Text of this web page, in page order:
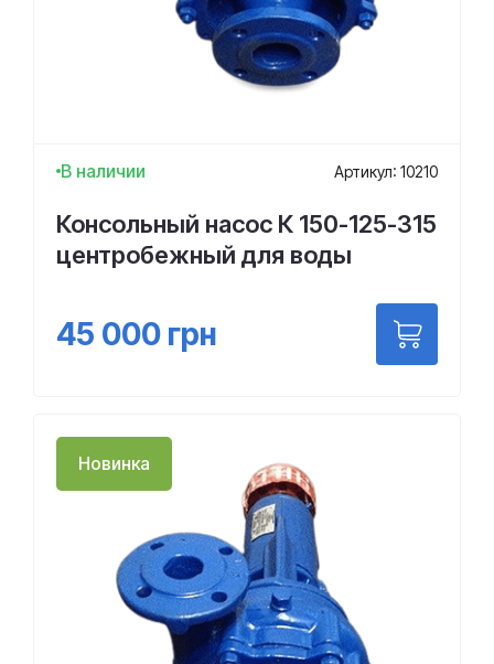
В наличии Артикул: 10210
Консольный насос К 150-125-315
центробежный для воды
45 000 грн
Новинка